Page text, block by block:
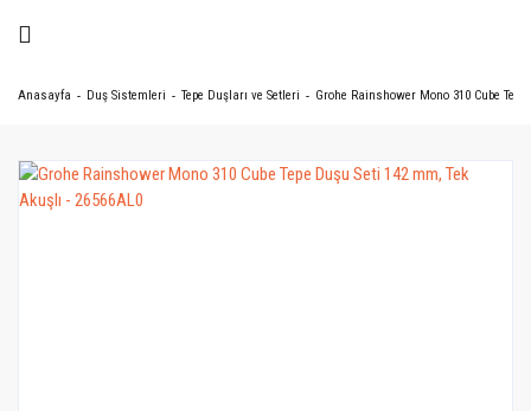
Anasayfa Duş Sistemleri Tepe Duşları ve Setleri Grohe Rainshower Mono 310 Cube